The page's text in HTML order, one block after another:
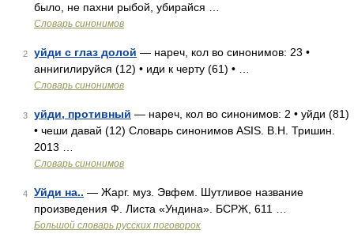
было, не пахни рыбой, убирайся …
Словарь синонимов
2 уйди с глаз долой — нареч, кол во синонимов: 23 •
аннигилируйся (12) • иди к черту (61) • …
Словарь синонимов
3 уйди, противный — нареч, кол во синонимов: 2 • уйди (81)
• чеши давай (12) Словарь синонимов ASIS. В.Н. Тришин.
2013 …
Словарь синонимов
4 Уйди на.. — Жарг. муз. Эвфем. Шутливое название
произведения Ф. Листа «Ундина». БСРЖ, 611 …
Большой словарь русских поговорок